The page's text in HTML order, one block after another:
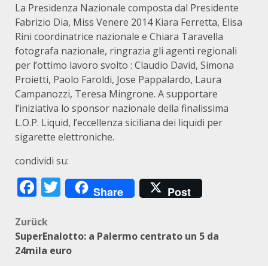
La Presidenza Nazionale composta dal Presidente
Fabrizio Dia, Miss Venere 2014 Kiara Ferretta, Elisa
Rini coordinatrice nazionale e Chiara Taravella
fotografa nazionale, ringrazia gli agenti regionali
per l’ottimo lavoro svolto : Claudio David, Simona
Proietti, Paolo Faroldi, Jose Pappalardo, Laura
Campanozzi, Teresa Mingrone. A supportare
l’iniziativa lo sponsor nazionale della finalissima
L.O.P. Liquid, l’eccellenza siciliana dei liquidi per
sigarette elettroniche.
condividi su:
Facebook
Twitter
Share Post
Beitragsnavigation
Zurück
SuperEnalotto: a Palermo centrato un 5 da
24mila euro